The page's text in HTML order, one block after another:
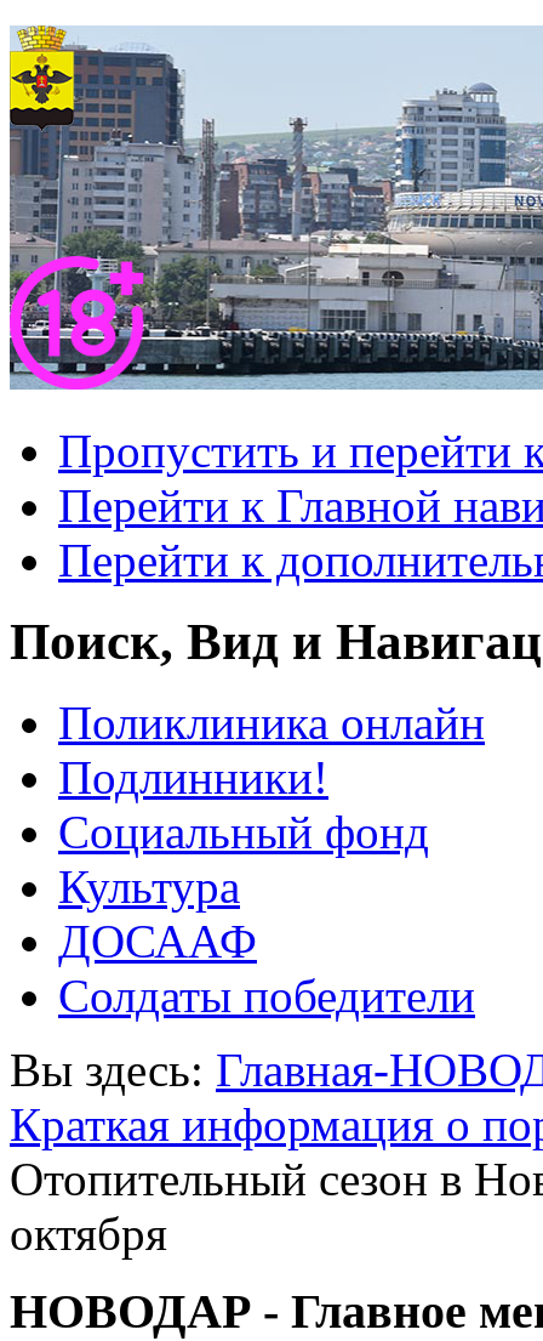
Пропустить и перейти
Перейти к Главной
Перейти к
Поиск, Вид и
Поликлиника онлайн
Подлинники!
Социальный фонд
Культура
ДОСААФ
Солдаты победители
Вы здесь: Главная-
Краткая информация о
Отопительный сезон в
октября
НОВОДАР - Главное